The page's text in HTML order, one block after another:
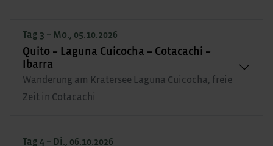
Tag 3 – Mo., 05.10.2026
Quito – Laguna Cuicocha – Cotacachi –
Ibarra
Wanderung am Kratersee Laguna Cuicocha, freie
Zeit in Cotacachi
Tag 4 – Di., 06.10.2026